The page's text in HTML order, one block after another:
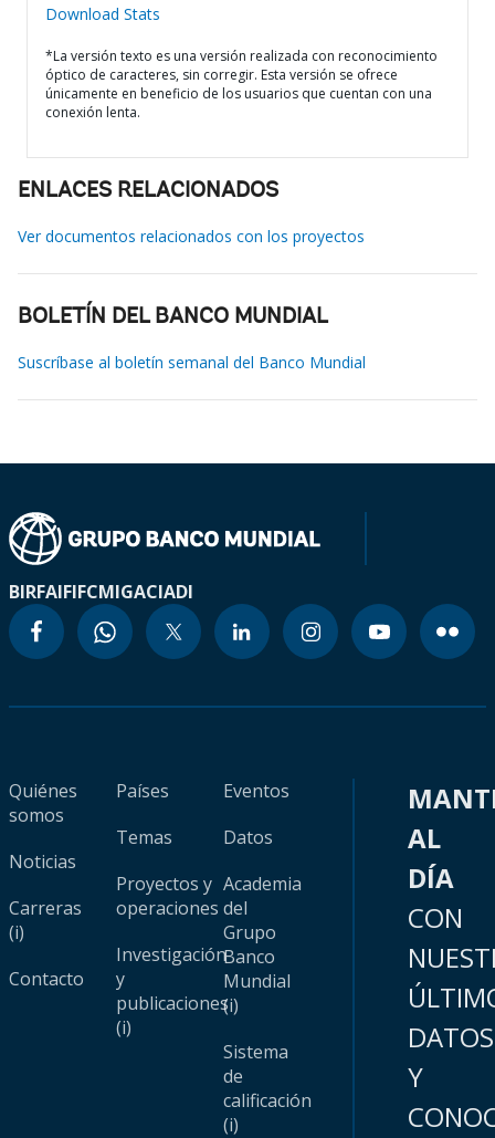
Download Stats
*La versión texto es una versión realizada con reconocimiento
óptico de caracteres, sin corregir. Esta versión se ofrece
únicamente en beneficio de los usuarios que cuentan con una
conexión lenta.
ENLACES RELACIONADOS
Ver documentos relacionados con los proyectos
BOLETÍN DEL BANCO MUNDIAL
Suscríbase al boletín semanal del Banco Mundial
BIRFAIFIFCMIGACIADI
Quiénes
somos
Noticias
Carreras
(i)
Contacto
Países
Temas
Proyectos y
operaciones
Investigación
y
publicaciones
(i)
Eventos
Datos
Academia
del
Grupo
Banco
Mundial
(i)
Sistema
de
calificación
(i)
AL
DÍA
CON
DATOS
Y